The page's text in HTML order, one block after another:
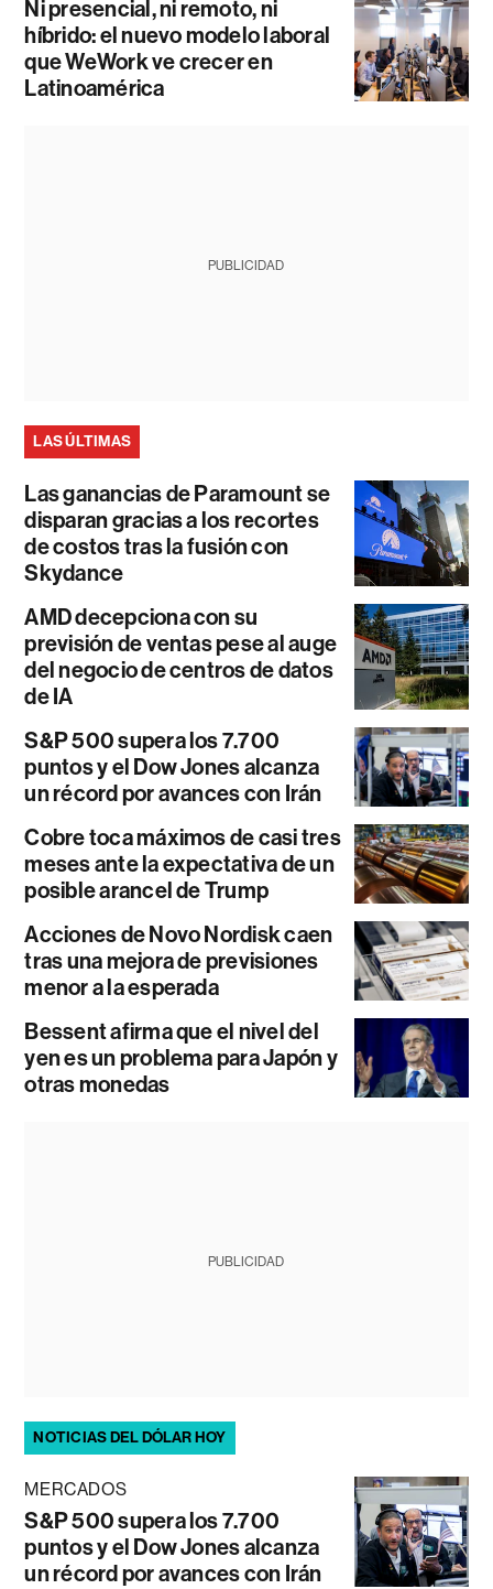
Ni presencial, ni remoto, ni
híbrido: el nuevo modelo laboral
que WeWork ve crecer en
Latinoamérica
PUBLICIDAD
LAS ÚLTIMAS
Las ganancias de Paramount se
disparan gracias a los recortes
de costos tras la fusión con
Skydance
AMD decepciona con su
previsión de ventas pese al auge
del negocio de centros de datos
de IA
S&P 500 supera los 7.700
puntos y el Dow Jones alcanza
un récord por avances con Irán
Cobre toca máximos de casi tres
meses ante la expectativa de un
posible arancel de Trump
Acciones de Novo Nordisk caen
tras una mejora de previsiones
menor a la esperada
Bessent afirma que el nivel del
yen es un problema para Japón y
otras monedas
PUBLICIDAD
NOTICIAS DEL DÓLAR HOY
MERCADOS
S&P 500 supera los 7.700
puntos y el Dow Jones alcanza
un récord por avances con Irán